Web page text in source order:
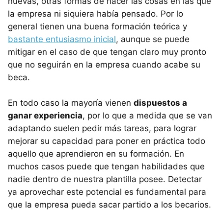
la empresa ni siquiera había pensado. Por lo
general tienen una buena formación teórica y
bastante entusiasmo inicial, aunque se puede
mitigar en el caso de que tengan claro muy pronto
que no seguirán en la empresa cuando acabe su
beca.
En todo caso la mayoría vienen dispuestos a
ganar experiencia, por lo que a medida que se van
adaptando suelen pedir más tareas, para lograr
mejorar su capacidad para poner en práctica todo
aquello que aprendieron en su formación. En
muchos casos puede que tengan habilidades que
nadie dentro de nuestra plantilla posee. Detectar
ya aprovechar este potencial es fundamental para
que la empresa pueda sacar partido a los becarios.